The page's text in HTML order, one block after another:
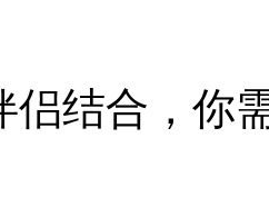
侣结合，你